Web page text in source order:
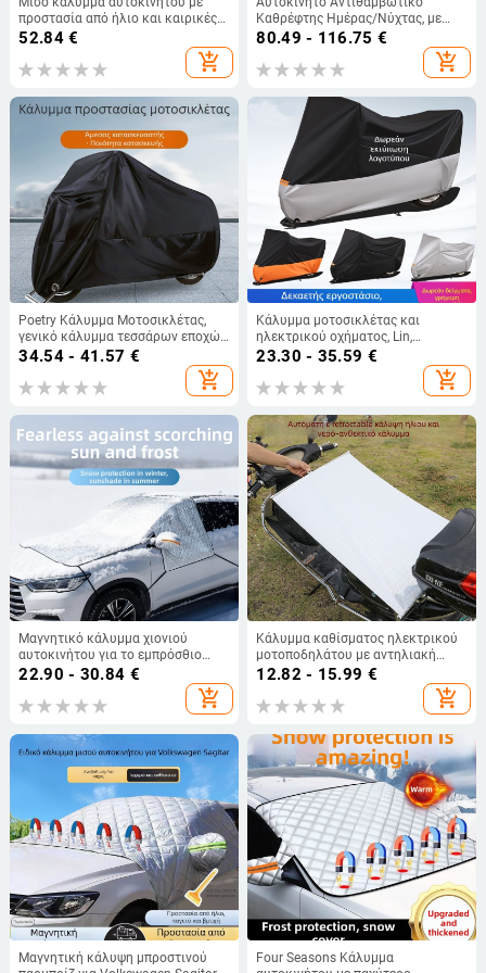
προστασία από ήλιο και καιρικές
συνθήκες, βελούρι-βαμβάκι, παχύ
52.84€
add_shopping_cart
Καθρέφτης Ημέρας/Νύχτας, με
Κάλυμμα Ηλίου, Πλαστικό,
Ενσωματωμένη Εγκατάσταση,
Ευρεία Συμβατότητα
80.49 - 116.75 €
add_shopping_cart
Poetry Κάλυμμα Μοτοσικλέτας,
γενικό κάλυμμα τεσσάρων εποχών
για ηλεκτρικά ποδήλατα,
αδιάβροχο, προστασία από σκόνη
και ήλιο
34.54 - 41.57 €
add_shopping_cart
Κάλυμμα μοτοσικλέτας και
ηλεκτρικού οχήματος, Lin,
πολυεστέρας, γενικά μοντέλα
23.30 - 35.59 €
add_shopping_cart
Μαγνητικό κάλυμμα χιονιού
αυτοκινήτου για το εμπρόσθιο
παρμπρίζ – καθολική εφαρμογή,
αλουμινόφυλλο, στερέωση με
βεντούζες, μοτίβο πλέγματος,
σχεδιασμός, δυνατότητα
προσαρμογής
22.90 - 30.84 €
add_shopping_cart
Κάλυμμα καθίσματος ηλεκτρικού
μοτοποδηλάτου με αντηλιακή
ασπίδα, αδιάβροχο,
θερμομονωτικό, τηλεσκοπικά
αναδιπλούμενο.
12.82 - 15.99 €
add_shopping_cart
Μαγνητική κάλυψη μπροστινού
Four Seasons Κάλυμμα